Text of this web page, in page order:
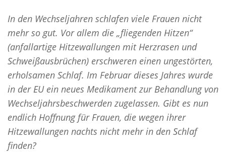
OPERATIVE SCHLAFAPNOE THERAPIE
SPANGENTHERAPIE
GESUNDER SCHLAF
WAS IST GESUNDER SCHLAF?
DER SCHLAFZYKLUS UND SEINE PHASEN
11 SCHLAFTIPPS FÜR EINEN GESUNDEN SCHLAF
SELBSTHILFE
MEDIZINISCHES DIDGERIDOO
In den Wechseljahren schlafen viele Frauen nicht
mehr so gut. Vor allem die „fliegenden Hitzen“
(anfallartige Hitzewallungen mit Herzrasen und
Schweißausbrüchen) erschweren einen ungestörten,
erholsamen Schlaf. Im Februar dieses Jahres wurde
in der EU ein neues Medikament zur Behandlung von
Wechseljahrsbeschwerden zugelassen. Gibt es nun
endlich Hoffnung für Frauen, die wegen ihrer
Hitzewallungen nachts nicht mehr in den Schlaf
finden?